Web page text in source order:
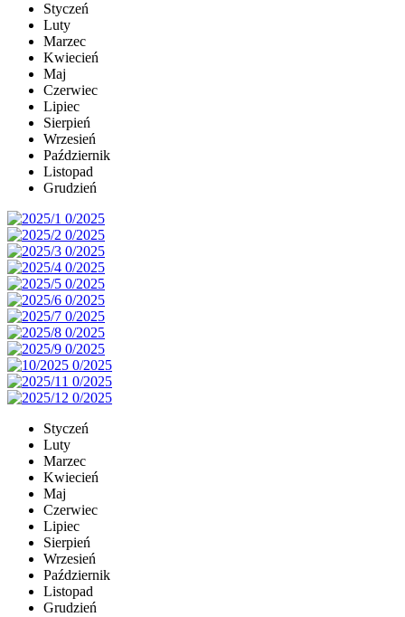
Styczeń
Luty
Marzec
Kwiecień
Maj
Czerwiec
Lipiec
Sierpień
Wrzesień
Październik
Listopad
Grudzień
Styczeń
Luty
Marzec
Kwiecień
Maj
Czerwiec
Lipiec
Sierpień
Wrzesień
Październik
Listopad
Grudzień